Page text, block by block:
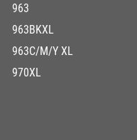
963
963BKXL
963C/M/Y XL
970XL